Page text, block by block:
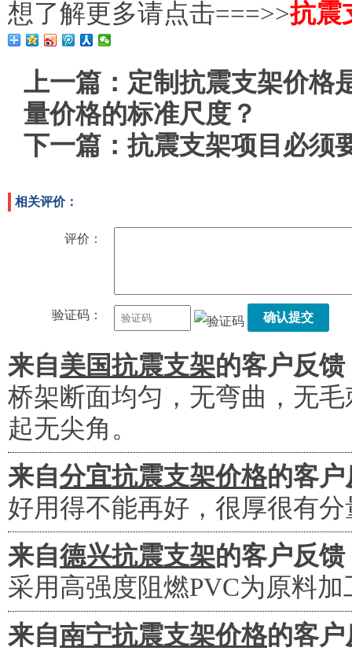
想了解更多请点击===>>抗震
上一篇： 定制抗震支架价格
量价格的标准尺度？
下一篇：抗震支架项目必须
相关评价：
评价：
验证码： 确认提交
来自美国抗震支架的客户反馈
桥架断面均匀，无弯曲，无
起无尖角。
来自分宜抗震支架价格的客户
好用得不能再好，很厚很有分
来自德兴抗震支架的客户反馈
采用高强度阻燃PVC为原料
来自南宁抗震支架价格的客户